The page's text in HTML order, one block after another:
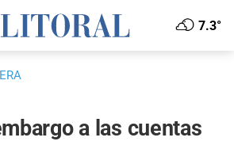
7.3°
a las cuentas